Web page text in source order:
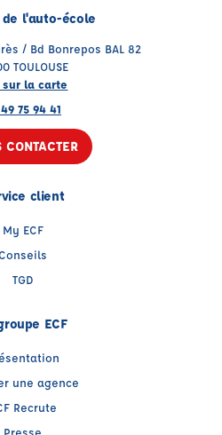
de l'auto-école
/ Bd Bonrepos BAL 82
TOULOUSE
sur la carte
75 94 41
CONTACTER
client
My ECF
TGD
ECF
une agence
Recrute
Presse